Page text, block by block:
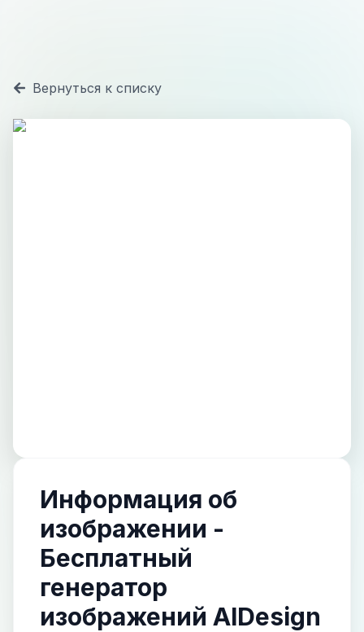
Вернуться к списку
Информация об
изображении -
Бесплатный
генератор
изображений AIDesign